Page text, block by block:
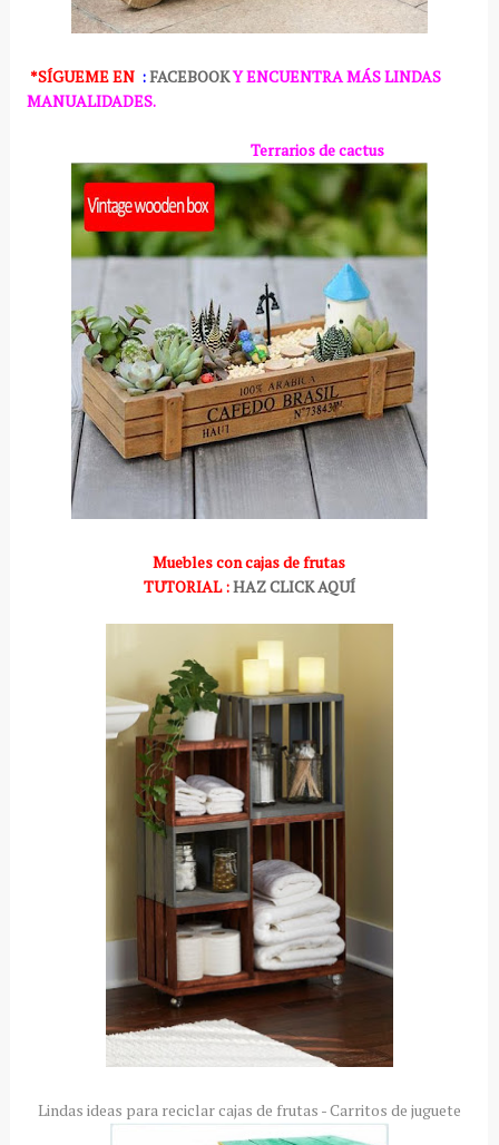
*SÍGUEMEEN :FACEBOOKY ENCUENTRA MÁS LINDAS
MANUALIDADES.
Terrarios de cactus
Muebles con cajas de frutas
TUTORIAL :HAZ CLICK AQUÍ
Lindas ideas para reciclar cajas de frutas - Carritos de juguete